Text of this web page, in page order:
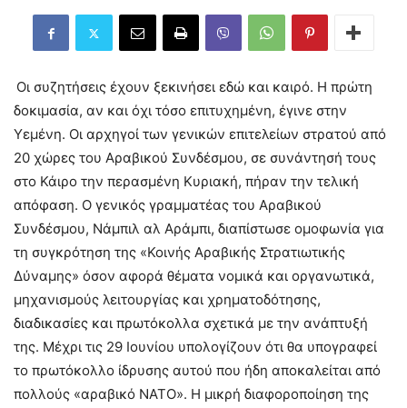
Οι συζητήσεις έχουν ξεκινήσει εδώ και καιρό. Η πρώτη
δοκιμασία, αν και όχι τόσο επιτυχημένη, έγινε στην
Υεμένη. Oι αρχηγοί των γενικών επιτελείων στρατού από
20 χώρες του Αραβικού Συνδέσμου, σε συνάντησή τους
στο Κάιρο την περασμένη Κυριακή, πήραν την τελική
απόφαση. Ο γενικός γραμματέας του Αραβικού
Συνδέσμου, Νάμπιλ αλ Αράμπι, διαπίστωσε ομοφωνία για
τη συγκρότηση της «Κοινής Αραβικής Στρατιωτικής
Δύναμης» όσον αφορά θέματα νομικά και οργανωτικά,
μηχανισμούς λειτουργίας και χρηματοδότησης,
διαδικασίες και πρωτόκολλα σχετικά με την ανάπτυξή
της. Μέχρι τις 29 Ιουνίου υπολογίζουν ότι θα υπογραφεί
το πρωτόκολλο ίδρυσης αυτού που ήδη αποκαλείται από
πολλούς «αραβικό ΝΑΤΟ». Η μικρή διαφοροποίηση της